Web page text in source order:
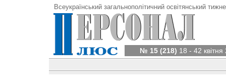
Всеукраїнський загальнополітичний освітянський
№ 15 (218) 18 - 42